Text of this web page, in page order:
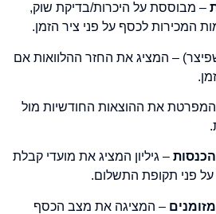
– מבוססת על היכרות/בדיקת שוק,
המכירות לכסף על פני ציר הזמן.
– המציג את החזר ההלוואות אם
את ההוצאות החודשיות מול
– גיליון המציג את מועדי קבלת
פני תקופת התשלום.
– המציגה את מצב הכסף